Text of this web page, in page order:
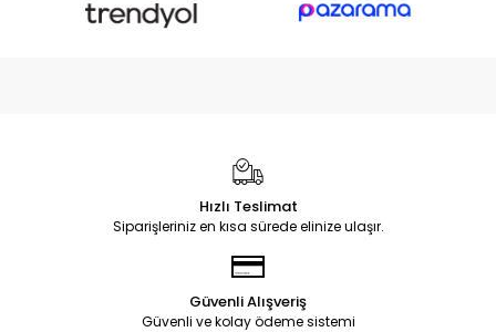
Hızlı Teslimat
Siparişleriniz en kısa sürede elinize ulaşır.
Güvenli Alışveriş
Güvenli ve kolay ödeme sistemi